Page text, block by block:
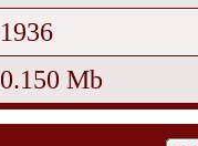
1936
0.150 Mb